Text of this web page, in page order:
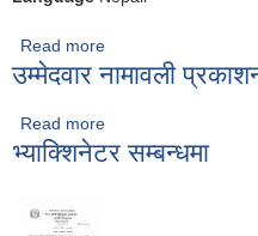
Read more
उम्मेदवार नामावली
Read more
भ्याक्शिनेटर सम्बन्धमा